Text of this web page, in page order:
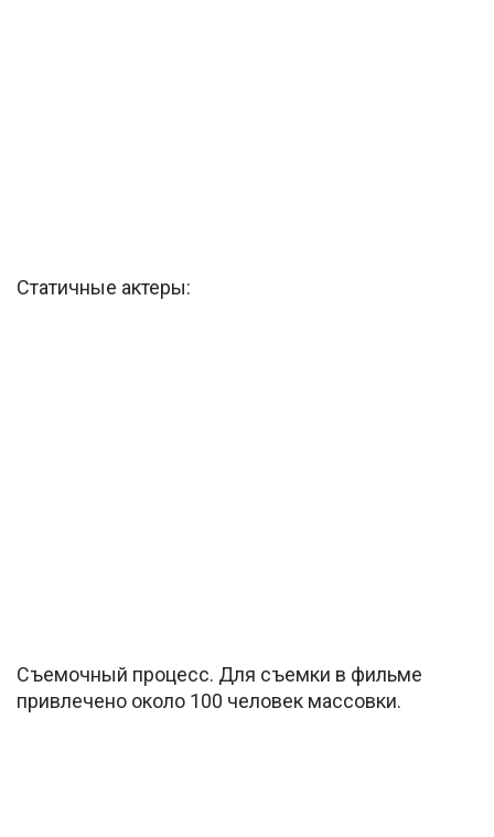
Статичные актеры:
Съемочный процесс. Для съемки в фильме
привлечено около 100 человек массовки.